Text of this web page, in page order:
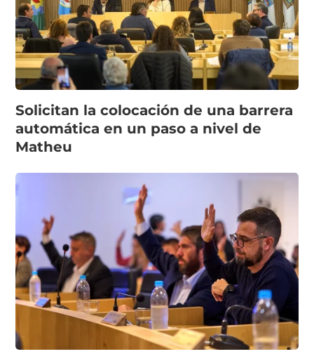
Solicitan la colocación de una barrera
automática en un paso a nivel de
Matheu